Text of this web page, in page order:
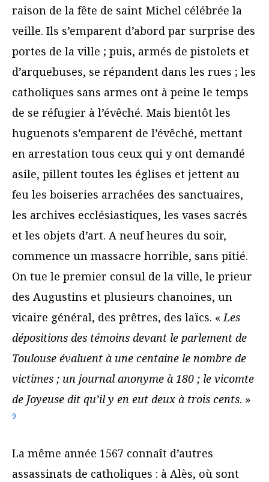
raison de la fête de saint Michel célébrée la
veille. Ils s’emparent d’abord par surprise des
portes de la ville ; puis, armés de pistolets et
d’arquebuses, se répandent dans les rues ; les
catholiques sans armes ont à peine le temps
de se réfugier à l’évêché. Mais bientôt les
huguenots s’emparent de l’évêché, mettant
en arrestation tous ceux qui y ont demandé
asile, pillent toutes les églises et jettent au
feu les boiseries arrachées des sanctuaires,
les archives ecclésiastiques, les vases sacrés
et les objets d’art. A neuf heures du soir,
commence un massacre horrible, sans pitié.
On tue le premier consul de la ville, le prieur
des Augustins et plusieurs chanoines, un
vicaire général, des prêtres, des laïcs. «Les
dépositions des témoins devant le parlement de
Toulouse évaluent à une centaine le nombre de
victimes ; un journal anonyme à 180 ; le vicomte
de Joyeuse dit qu’il y en eut deux à trois cents. »
9
La même année 1567 connaît d’autres
assassinats de catholiques : à Alès, où sont